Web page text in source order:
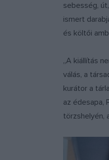
sebesség,
ismert
és költői
„A kiállítás
válás, a
kurátor a
az édesapa,
törzshelyén,